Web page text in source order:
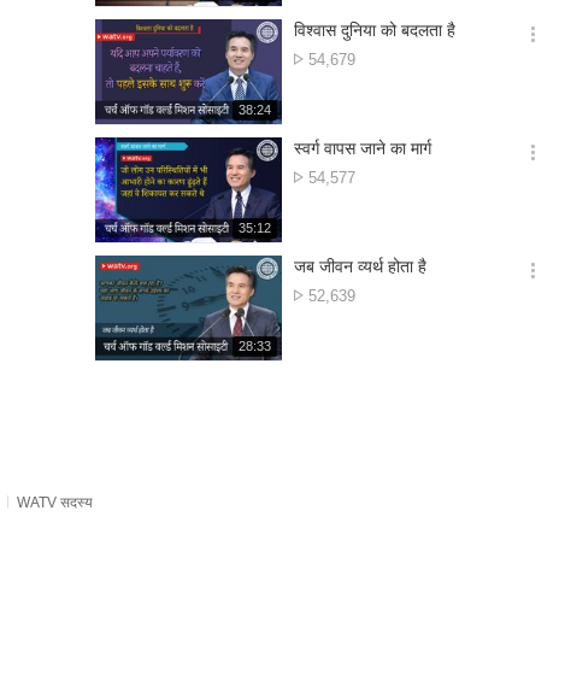
생
간
재
생
간
38:24
विश्वास दुनिया को बदलता है
दृश्य
54,679
옵
재
생
시
간
35:12
स्वर्ग वापस जाने का मार्ग
दृश्य
54,577
옵
재
생
28:33
जब जीवन व्यर्थ होता है
दृश्य
52,639
옵
WATV सदस्य